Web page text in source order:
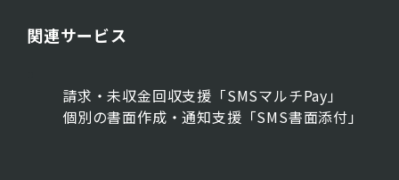
関連サービス
請求・未収金回収支援「SMSマルチPay」
個別の書面作成・通知支援「SMS書面添付」